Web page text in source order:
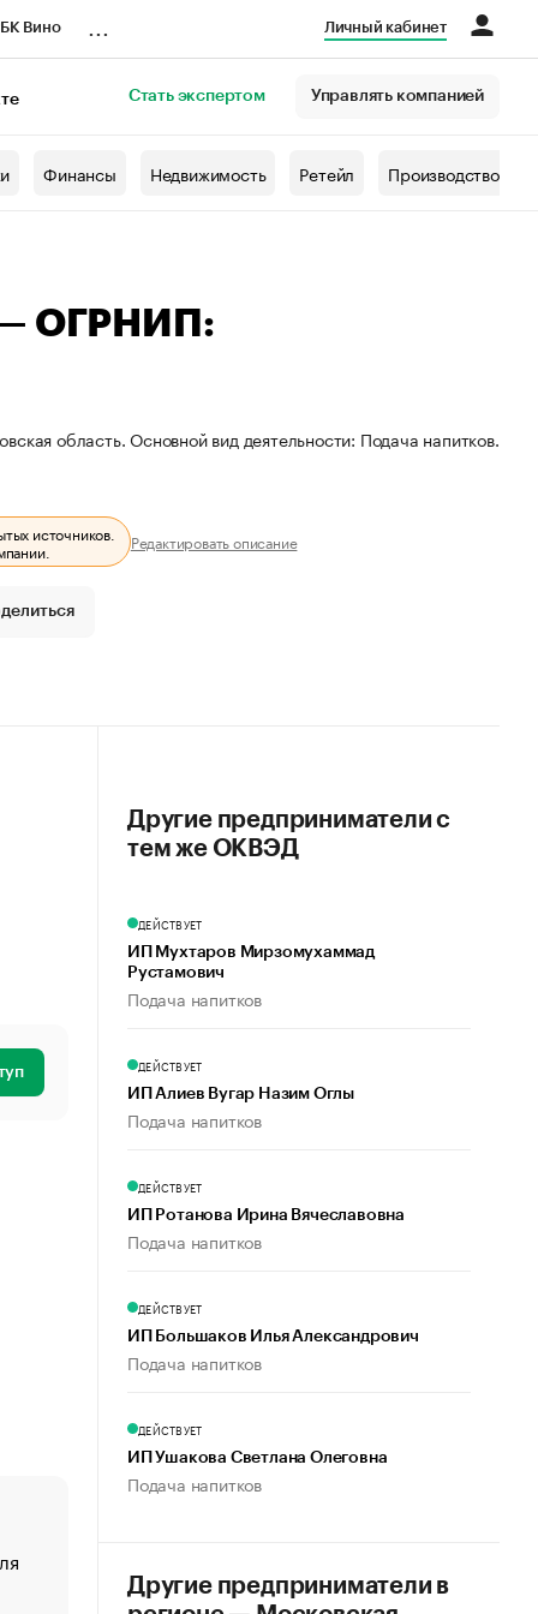
Вино Личный кабинет
Стать экспертом Управлять компанией
Финансы Недвижимость Ретейл Производство
— ОГРНИП:
область. Основной вид деятельности: Подача напитков.
источников.
Редактировать описание
создавшей GTA
Другие предприниматели с
тем же ОКВЭД
ДЕЙСТВУЕТ
ИП Мухтаров Мирзомухаммад
Рустамович
Подача напитков
ДЕЙСТВУЕТ
ИП Алиев Вугар Назим Оглы
Подача напитков
ДЕЙСТВУЕТ
ИП Ротанова Ирина Вячеславовна
Подача напитков
ДЕЙСТВУЕТ
ИП Большаков Илья Александрович
Подача напитков
ДЕЙСТВУЕТ
ИП Ушакова Светлана Олеговна
Подача напитков
Другие предприниматели в